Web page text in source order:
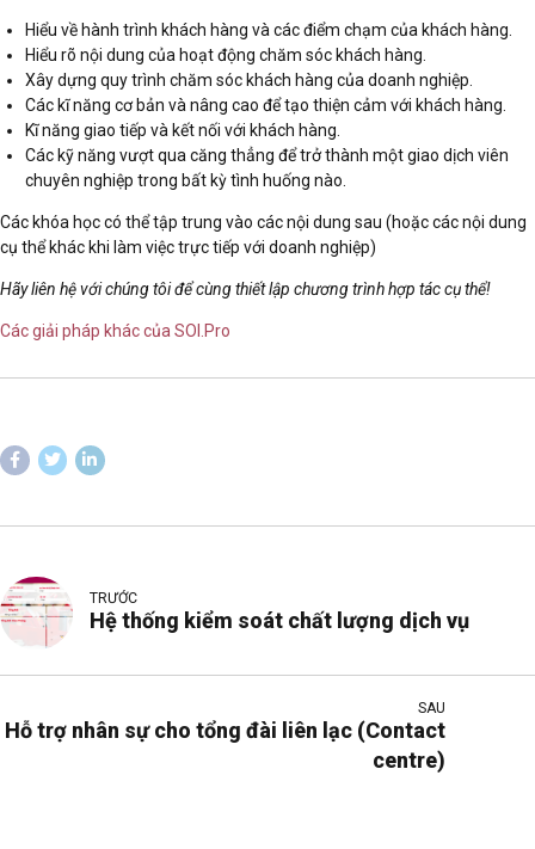
Hiểu về hành trình khách hàng và các điểm chạm của khách hàng
Hiểu rõ nội dung của hoạt động chăm sóc khách hàng.
Xây dựng quy trình chăm sóc khách hàng của doanh nghiệp.
Các kĩ năng cơ bản và nâng cao để tạo thiện cảm với khách hàng.
Kĩ năng giao tiếp và kết nối với khách hàng.
Các kỹ năng vượt qua căng thẳng để trở thành một giao dịch viên
chuyên nghiệp trong bất kỳ tình huống nào.
Các khóa học có thể tập trung vào các nội dung sau (hoặc các nội dung
cụ thể khác khi làm việc trực tiếp với doanh nghiệp)
Hãy liên hệ với chúng tôi để cùng thiết lập chương trình hợp tác cụ thể!
Các giải pháp khác của SOI.Pro
TRƯỚC
Hệ thống kiểm soát chất lượng dịch vụ
SAU
Hỗ trợ nhân sự cho tổng đài liên lạc (Contact
centre)